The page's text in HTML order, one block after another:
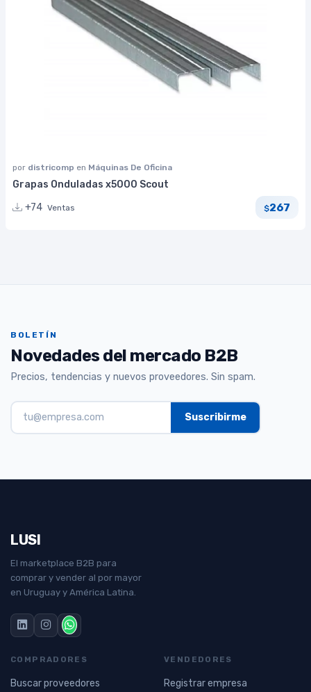
por districomp en Máquinas De Oficina
Grapas Onduladas x5000 Scout
+74 Ventas $267
BOLETÍN
Novedades del mercado B2B
Precios, tendencias y nuevos proveedores. Sin spam.
LUSI
El marketplace B2B para
comprar y vender al por mayor
en Uruguay y América Latina.
COMPRADORES
Buscar proveedores
VENDEDORES
Registrar empresa